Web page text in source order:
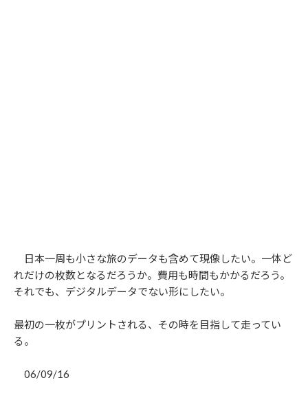
日本一周も小さな旅のデータも含めて現像したい。一体ど
れだけの枚数となるだろうか。費用も時間もかかるだろう。
それでも、デジタルデータでない形にしたい。
最初の一枚がプリントされる、その時を目指して走ってい
る。
06/09/16